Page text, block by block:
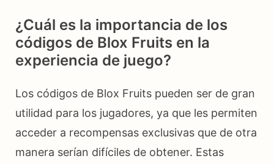
¿Cuál es la importancia de los
códigos de Blox Fruits en la
experiencia de juego?
Los códigos de Blox Fruits pueden ser de gran
utilidad para los jugadores, ya que les permiten
acceder a recompensas exclusivas que de otra
manera serían difíciles de obtener. Estas